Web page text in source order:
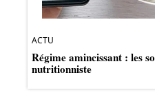
ACTU
Régime amincissant : les
nutritionniste